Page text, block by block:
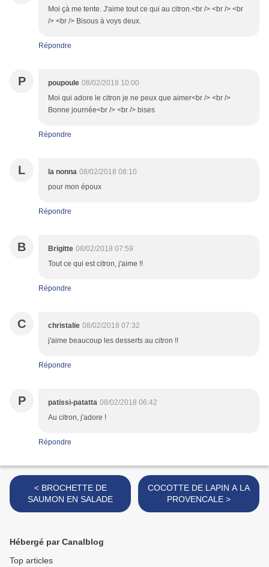
Moi çà me tente. J'aime tout ce qui au citron.<br /> <br /> <br
/> <br /> Bisous à voys deux.
Répondre
P poupoule 08/02/2018 10:00
Moi qui adore le citron je ne peux que aimer<br /> <br />
Bonne journée<br /> <br /> bises
Répondre
L la nonna 08/02/2018 08:10
pour mon époux
Répondre
B Brigitte 08/02/2018 07:59
Tout ce qui est citron, j'aime !!
Répondre
C christalie 08/02/2018 07:32
j'aime beaucoup les desserts au citron !!
Répondre
P patissi-patatta 08/02/2018 06:42
Au citron, j'adore !
Répondre
< BROCHETTE DE
SAUMON EN SALADE
COCOTTE DE LAPIN A LA
PROVENCALE >
Hébergé par Canalblog
Top articles